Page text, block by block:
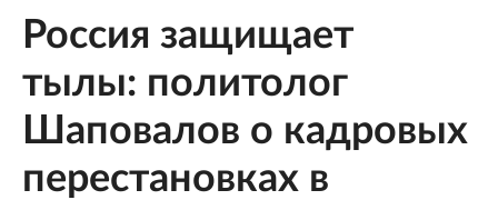
Россия защищает
тылы: политолог
Шаповалов о кадровых
перестановках в